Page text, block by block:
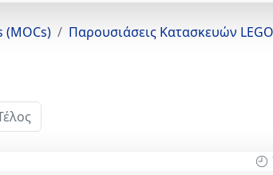
(MOCs) Παρουσιάσεις Κατασκευών